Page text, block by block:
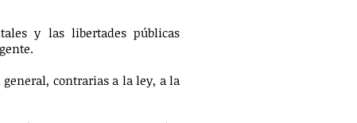
y las libertades públicas
contrarias a la ley, a la